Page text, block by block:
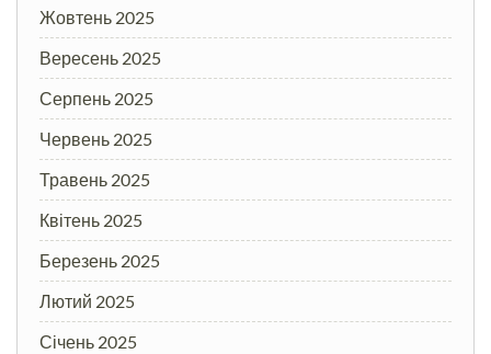
Жовтень 2025
Вересень 2025
Серпень 2025
Червень 2025
Травень 2025
Квітень 2025
Березень 2025
Лютий 2025
Січень 2025